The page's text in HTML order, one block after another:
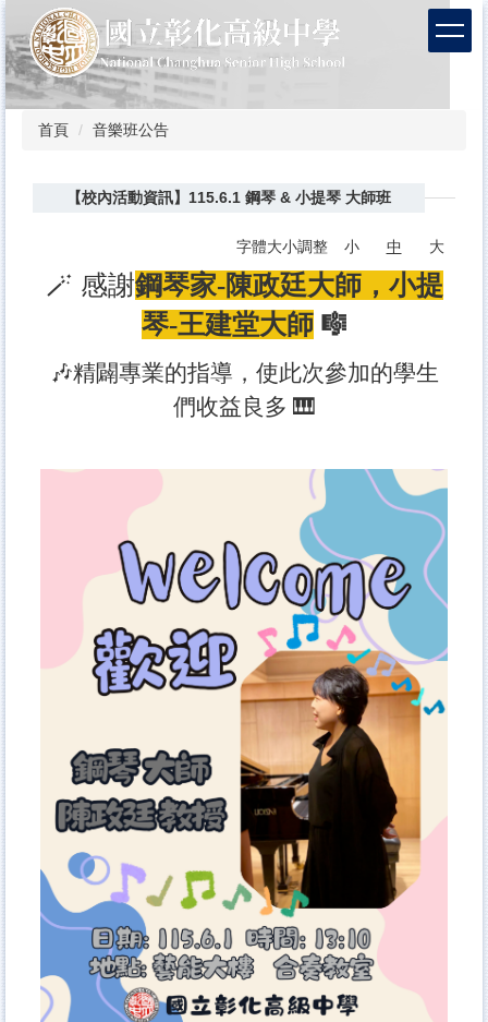
到
主
要
內
首頁 音樂班公告
【校內活動資訊】115.6.1 鋼琴 & 小提琴 大師班
字體大小調整 小 中 大
🪄 感謝鋼琴家-陳政廷大師， 小提
琴-王建堂大師🎼
🎶精闢專業的指導，使此次參加的學生
們收益良多 🎹